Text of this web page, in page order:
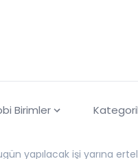
Birimler
yapılacak işi yarına